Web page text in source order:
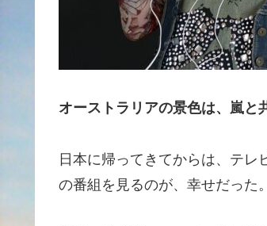
オーストラリアの景色は、嵐と
日本に帰ってきてからは、テレ
の番組を見るのが、幸せだった。